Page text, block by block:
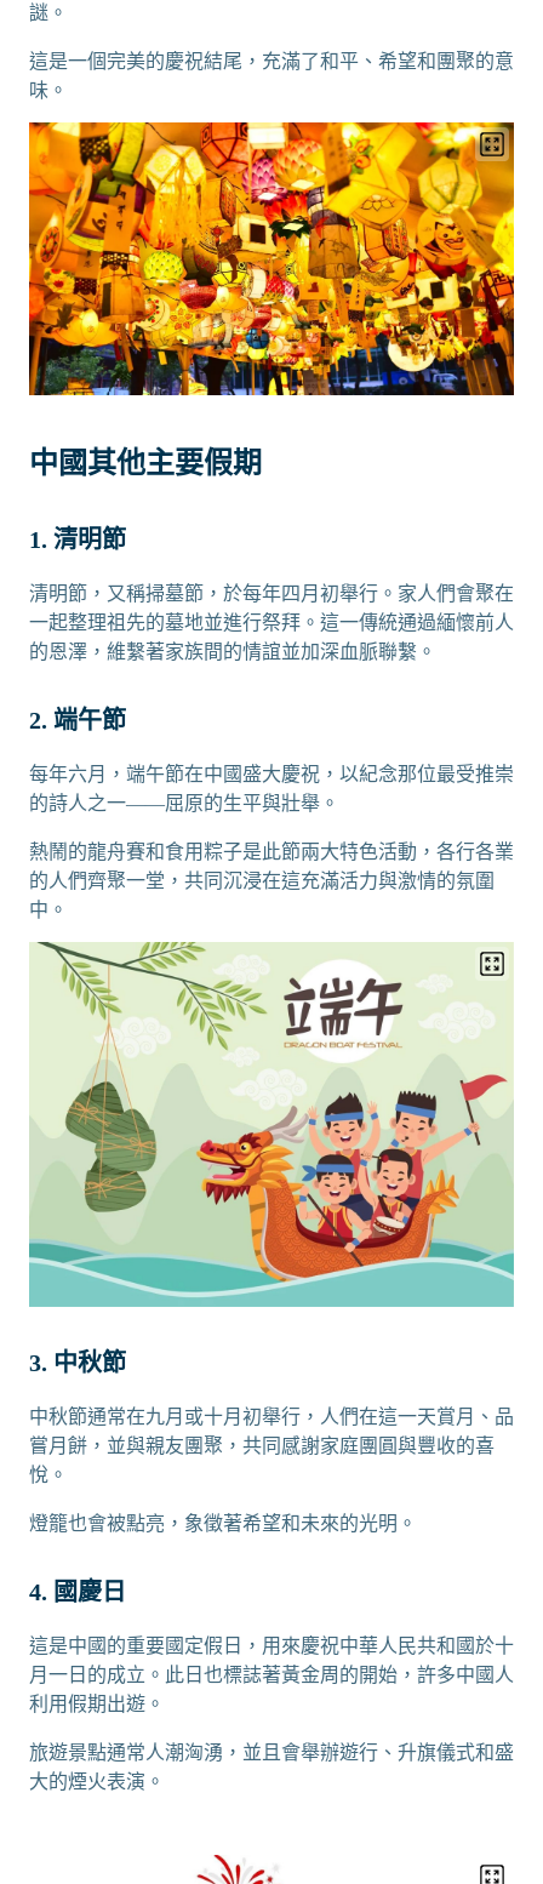
謎。
這是一個完美的慶祝結尾，充滿了和平、希望和團聚的意
味。
中國其他主要假期
1. 清明節
清明節，又稱掃墓節，於每年四月初舉行。家人們會聚在
一起整理祖先的墓地並進行祭拜。這一傳統通過緬懷前人
的恩澤，維繫著家族間的情誼並加深血脈聯繫。
2. 端午節
每年六月，端午節在中國盛大慶祝，以紀念那位最受推崇
的詩人之一——屈原的生平與壯舉。
熱鬧的龍舟賽和食用粽子是此節兩大特色活動，各行各業
的人們齊聚一堂，共同沉浸在這充滿活力與激情的氛圍
中。
3. 中秋節
中秋節通常在九月或十月初舉行，人們在這一天賞月、品
嘗月餅，並與親友團聚，共同感謝家庭團圓與豐收的喜
悅。
燈籠也會被點亮，象徵著希望和未來的光明。
4. 國慶日
這是中國的重要國定假日，用來慶祝中華人民共和國於十
月一日的成立。此日也標誌著黃金周的開始，許多中國人
利用假期出遊。
旅遊景點通常人潮洶湧，並且會舉辦遊行、升旗儀式和盛
大的煙火表演。